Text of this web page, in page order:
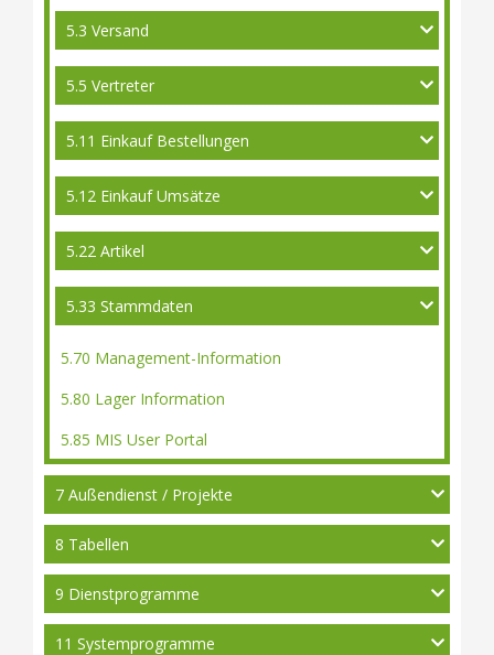
5.3 Versand
5.5 Vertreter
5.11 Einkauf Bestellungen
5.12 Einkauf Umsätze
5.22 Artikel
5.33 Stammdaten
5.70 Management-Information
5.80 Lager Information
5.85 MIS User Portal
7 Außendienst / Projekte
8 Tabellen
9 Dienstprogramme
11 Systemprogramme